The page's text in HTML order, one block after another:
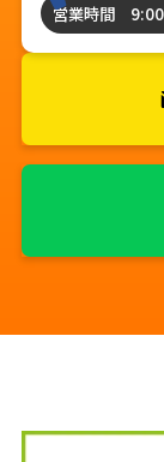
営業時間 9:00